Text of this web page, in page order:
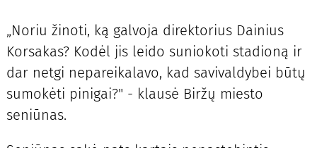
„Noriu žinoti, ką galvoja direktorius Dainius
Korsakas? Kodėl jis leido suniokoti stadioną ir
dar netgi nepareikalavo, kad savivaldybei būtų
sumokėti pinigai?" - klausė Biržų miesto
seniūnas.